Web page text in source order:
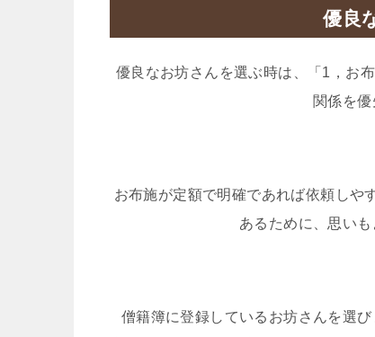
優良
優良なお坊さんを選ぶ時は、「1，お
関係を優
お布施が定額で明確であれば依頼しや
あるために、思い
僧籍簿に登録しているお坊さんを選